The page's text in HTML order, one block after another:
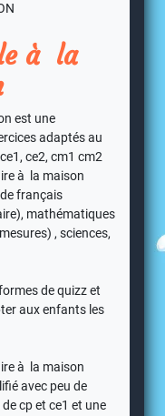
à la
est une
adaptés au
ce2, cm1 cm2
à la maison
français
mathématiques
, sciences,
de quizz et
aux enfants les
à la maison
avec peu de
cp et ce1 et une